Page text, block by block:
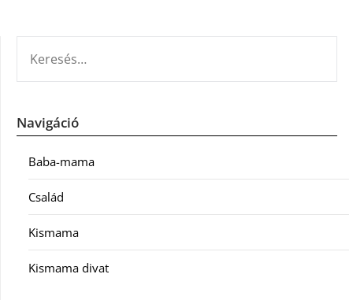
Navigáció
Baba-mama
Család
Kismama
Kismama divat